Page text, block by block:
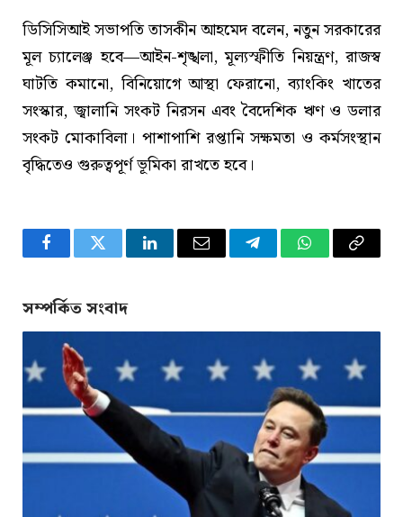
ডিসিসিআই সভাপতি তাসকীন আহমেদ বলেন, নতুন সরকারের
মূল চ্যালেঞ্জ হবে—আইন-শৃঙ্খলা, মূল্যস্ফীতি নিয়ন্ত্রণ, রাজস্ব
ঘাটতি কমানো, বিনিয়োগে আস্থা ফেরানো, ব্যাংকিং খাতের
সংস্কার, জ্বালানি সংকট নিরসন এবং বৈদেশিক ঋণ ও ডলার
সংকট মোকাবিলা। পাশাপাশি রপ্তানি সক্ষমতা ও কর্মসংস্থান
বৃদ্ধিতেও গুরুত্বপূর্ণ ভূমিকা রাখতে হবে।
FacebookTwitter LinkedInEmail TelegramWhatsApp
Copy
সম্পর্কিত সংবাদ